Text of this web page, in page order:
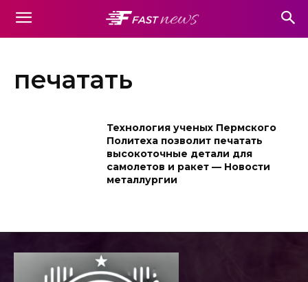
печатать
Технология ученых Пермского
Политеха позволит печатать
высокоточные детали для
самолетов и ракет — Новости
металлургии